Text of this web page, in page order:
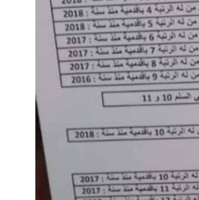
المرحلة الأولى
المرحلة الثانية
الإمتحان الموحد المحلي
المرحلة الثالثة
المرحلة الرابعة